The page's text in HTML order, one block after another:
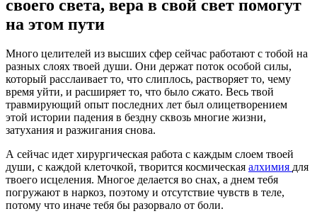
своего света, вера в свой свет помогут
на этом пути
Много целителей из высших сфер сейчас работают с тобой на
разных слоях твоей души. Они держат поток особой силы,
который расслаивает то, что слиплось, растворяет то, чему
время уйти, и расширяет то, что было сжато. Весь твой
травмирующий опыт последних лет был олицетворением
этой истории падения в бездну сквозь многие жизни,
затухания и разжигания снова.
А сейчас идет хирургическая работа с каждым слоем твоей
души, с каждой клеточкой, творится космическая алхимия для
твоего исцеления. Многое делается во снах, а днем тебя
погружают в наркоз, поэтому и отсутствие чувств в теле,
потому что иначе тебя бы разорвало от боли.